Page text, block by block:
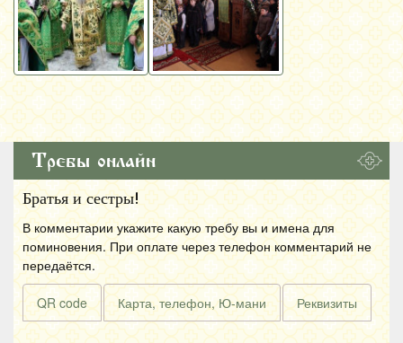
Требы онлайн
Братья и сестры!
В комментарии укажите какую требу вы и имена для
поминовения. При оплате через телефон комментарий не
передаётся.
QR code Карта, телефон, Ю-мани Реквизиты